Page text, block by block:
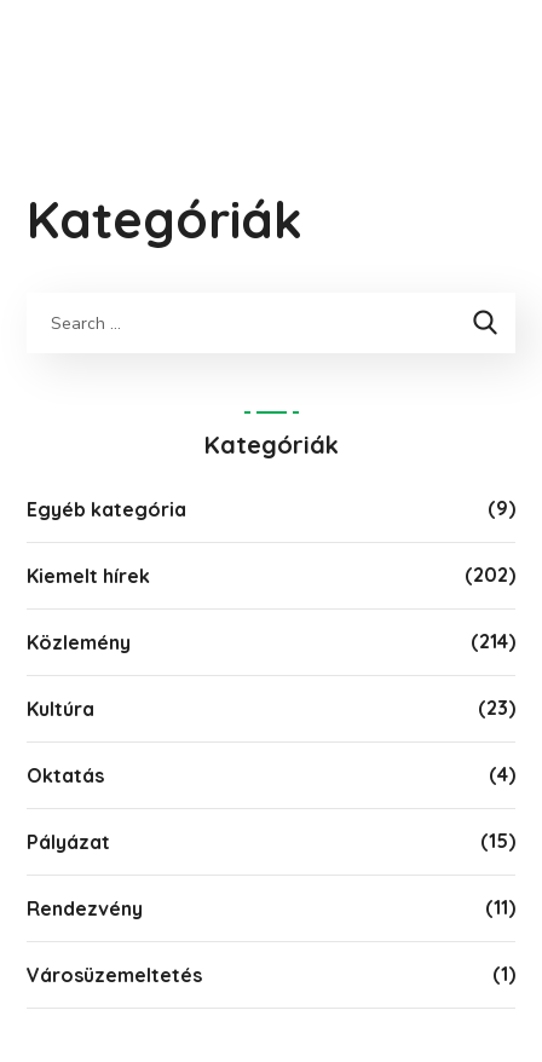
Kategóriák
Keresés
Kategóriák
Egyéb kategória (9)
Kiemelt hírek (202)
Közlemény (214)
Kultúra (23)
Oktatás (4)
Pályázat (15)
Rendezvény (11)
Városüzemeltetés (1)